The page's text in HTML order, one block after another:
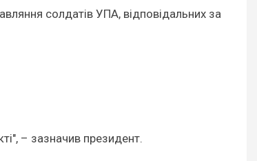
солдатів УПА, відповідальних за
– зазначив президент.